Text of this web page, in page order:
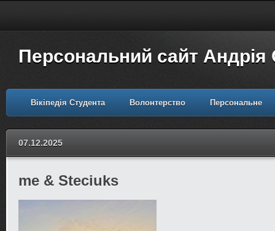
Персональний сайт Андрія
Вікіпедія Студента Волонтерство Персональне
07.12.2025
me & Steciuks